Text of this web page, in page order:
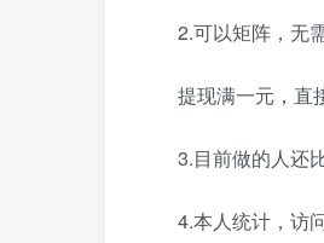
2.可以矩阵，无
提现满一元，直
3.目前做的人还
4.本人统计，访